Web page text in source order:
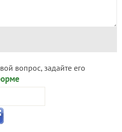
вопрос, задайте его